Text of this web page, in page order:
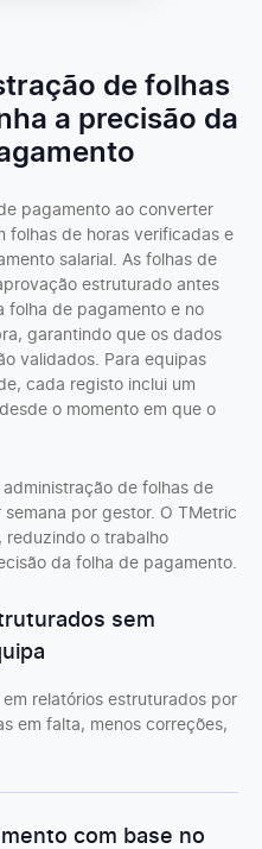
de folhas
a precisão da
pagamento ao converter
folhas de horas verificadas e
salarial. As folhas de
estruturado antes
folha de pagamento e no
garantindo que os dados
validados. Para equipas
cada registo inclui um
o momento em que o
de folhas de
por gestor. O TMetric
reduzindo o trabalho
da folha de pagamento.
sem
relatórios estruturados por
em falta, menos correções,
com base no